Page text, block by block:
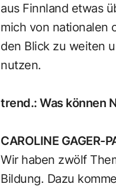
aus Finnland etwas
mich von nationalen
den Blick zu weiten
nutzen.
trend.: Was können
CAROLINE GAGER-
Wir haben zwölf
Bildung. Dazu